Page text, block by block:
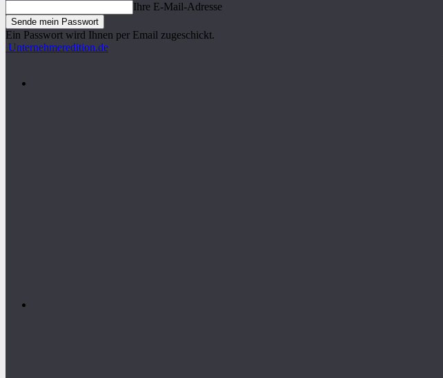
Ihre E-Mail-Adresse
Ein Passwort wird Ihnen per Email zugeschickt.
Unternehmeredition.de